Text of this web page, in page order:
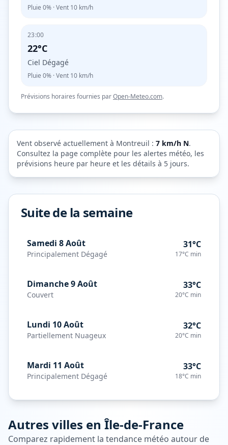
Pluie 0% · Vent 10 km/h
23:00
22°C
Ciel Dégagé
Pluie 0% · Vent 10 km/h
Prévisions horaires fournies parOpen-Meteo.com.
Vent observé actuellement à Montreuil : 7 km/h N.
Consultez la page complète pour les alertes météo, les
prévisions heure par heure et les détails à 5 jours.
Suite de la semaine
Samedi 8 Août
Principalement Dégagé
31°C
17°C min
Dimanche 9 Août
Couvert
33°C
20°C min
Lundi 10 Août
Partiellement Nuageux
32°C
20°C min
Mardi 11 Août
Principalement Dégagé
33°C
18°C min
Autres villes enÎle-de-France
Comparez rapidement la tendance météo autour de